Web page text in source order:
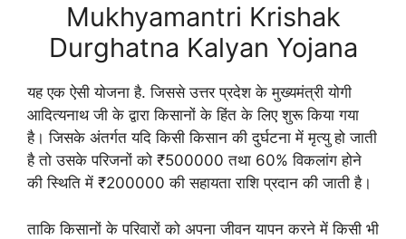
Mukhyamantri Krishak
Durghatna Kalyan Yojana
यह एक ऐसी योजना है. जिससे उत्तर प्रदेश के मुख्यमंत्री योगी
आदित्यनाथ जी के द्वारा किसानों के हिंत के लिए शुरू किया गया
है। जिसके अंतर्गत यदि किसी किसान की दुर्घटना में मृत्यु हो जाती
है तो उसके परिजनों को ₹500000 तथा 60% विकलांग होने
की स्थिति में ₹200000 की सहायता राशि प्रदान की जाती है।
ताकि किसानों के परिवारों को अपना जीवन यापन करने में किसी भी